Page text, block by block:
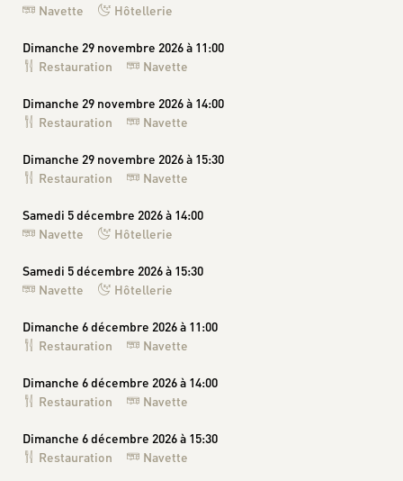
Navette
Hôtellerie
Dimanche 29 novembre 2026 à 11:00
Restauration
Navette
Dimanche 29 novembre 2026 à 14:00
Restauration
Navette
Dimanche 29 novembre 2026 à 15:30
Restauration
Navette
Samedi 5 décembre 2026 à 14:00
Navette
Hôtellerie
Samedi 5 décembre 2026 à 15:30
Navette
Hôtellerie
Dimanche 6 décembre 2026 à 11:00
Restauration
Navette
Dimanche 6 décembre 2026 à 14:00
Restauration
Navette
Dimanche 6 décembre 2026 à 15:30
Restauration
Navette